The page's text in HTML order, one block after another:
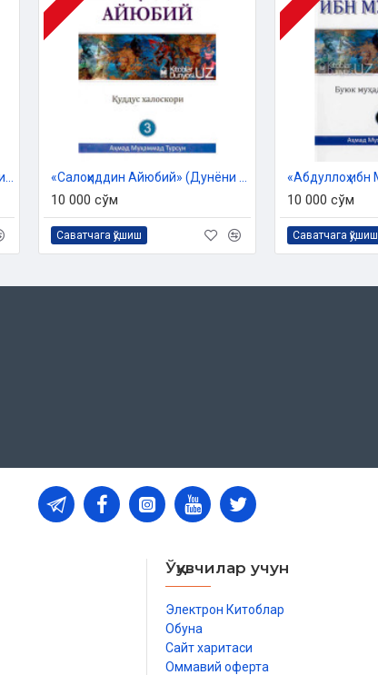
10 000 сўм
Саватчага қўшиш
10 000 сўм
Саватчага қўшиш
Ўқувчилар учун
Электрон Китоблар
Обуна
Сайт харитаси
Оммавий оферта